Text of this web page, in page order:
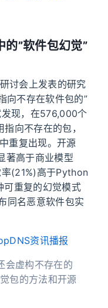
”软件包幻觉”
讨会上发表的研究
向不存在软件包的”
发现，在576,000个
向不存在的包，
重复出现。开源
著高于商业模型
(21%)高于Python
可重复的幻觉模式
同名恶意软件包实
资讯播报
会虚构不存在的
包的方法和开源